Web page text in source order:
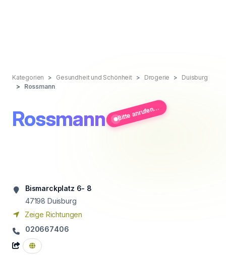
Kategorien Gesundheit und Schönheit Drogerie
Duisburg
Rossmann
Rossmann Bitte anrufen...
Bismarckplatz 6- 8
47198 Duisburg
Zeige Richtungen
020667406